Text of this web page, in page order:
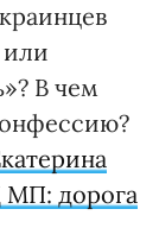
В чем
МП: дорога